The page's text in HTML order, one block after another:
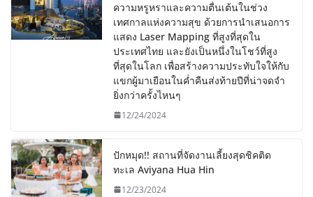
ความหรูหราและความตื่นเต้นในช่วง
เทศกาลแห่งความสุข ด้วยการนำเสนอการ
แสดง Laser Mapping ที่สูงที่สุดใน
ประเทศไทย และยังเป็นหนึ่งในโชว์ที่สูง
ที่สุดในโลก เพื่อสร้างความประทับใจให้กับ
แขกผู้มาเยือนในค่ำคืนส่งท้ายปีที่น่าจดจำ
ยิ่งกว่าครั้งไหนๆ
12/24/2024
ปักหมุด!! สถานที่จัดงานเลี้ยงสุดชิคติด
ทะเล Aviyana Hua Hin
12/23/2024